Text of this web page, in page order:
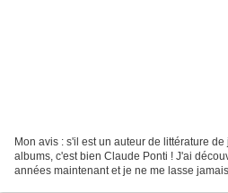
Mon avis : s'il est un auteur de littérature
albums, c'est bien Claude Ponti ! J'ai
années maintenant et je ne me lasse